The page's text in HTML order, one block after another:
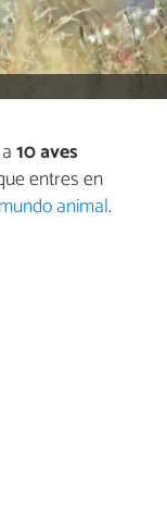
10 aves
entres en
animal.